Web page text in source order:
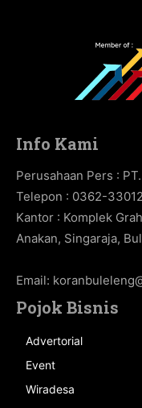
Info Kami
Perusahaan Pers :
Telepon : 0362-
Kantor : Komplek
Anakan, Singaraja,
Email:
Pojok Bisnis
Advertorial
Event
Wiradesa